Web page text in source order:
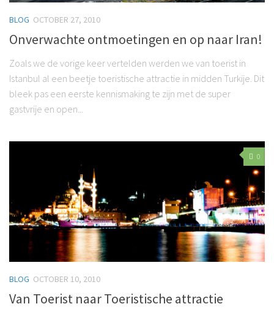
BLOG OCTOBER 27, 2010
Onverwachte ontmoetingen en op naar Iran!
Zoals we de vorige keer vertelden werden we van toerist in
Istanbul al een beetje toeristische attractie in midden Turkije. Dit
bleek pas een eerste kennismaking te zijn met de super
gastvrije en open...
0
BLOG OCTOBER 10, 2010
Van Toerist naar Toeristische attractie